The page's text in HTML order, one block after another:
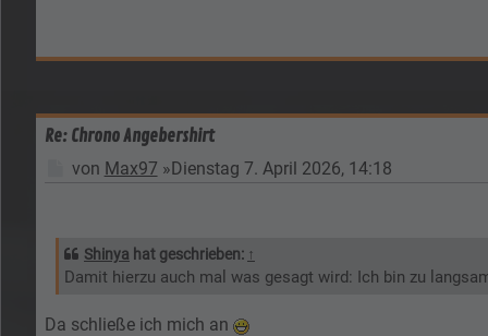
Re: Chrono Angebershirt
Beitrag
von Max97 » Dienstag 7. April 2026, 14:18
Shinya hat geschrieben: ↑
Damit hierzu auch mal was gesagt wird: Ich bin zu
Da schließe ich mich an